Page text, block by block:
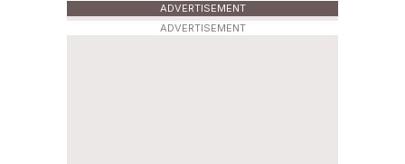
ADVERTISEMENT
ADVERTISEMENT